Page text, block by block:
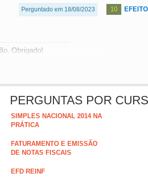
Perguntado em 18/08/2023
Obrigado!
10
PERGUNTAS POR
SIMPLES NACIONAL 2014 NA
PRÁTICA
FATURAMENTO E EMISSÃO
DE NOTAS FISCAIS
EFD REINF